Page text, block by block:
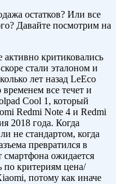
остатков? Или все
Давайте посмотрим на
активно критиковались
стали эталоном и
лет назад LeEco
все течет и
Cool 1, который
Redmi Note 4 и Redmi
2018 года. Когда
не стандартом, когда
превратился в
смартфона ожидается
по критериям цена/
потому как иначе